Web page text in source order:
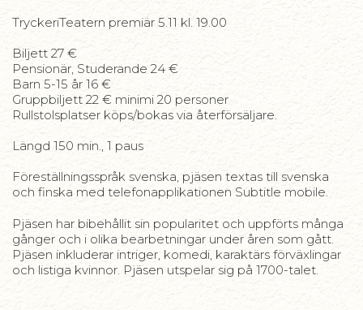
TryckeriTeatern premiär 5.11 kl. 19.00
Biljett 27 €
Pensionär, Studerande 24 €
Barn 5-15 år 16 €
Gruppbiljett 22 € minimi 20 personer
Rullstolsplatser köps/bokas via återförsäljare.
Längd 150 min., 1 paus
Föreställningsspråk svenska, pjäsen textas till svenska
och finska med telefonapplikationen Subtitle mobile.
Pjäsen har bibehållit sin popularitet och uppförts många
gånger och i olika bearbetningar under åren som gått.
Pjäsen inkluderar intriger, komedi, karaktärs förväxlingar
och listiga kvinnor. Pjäsen utspelar sig på 1700-talet.